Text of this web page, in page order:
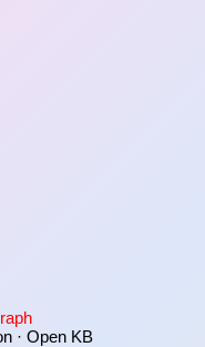
· Open KB